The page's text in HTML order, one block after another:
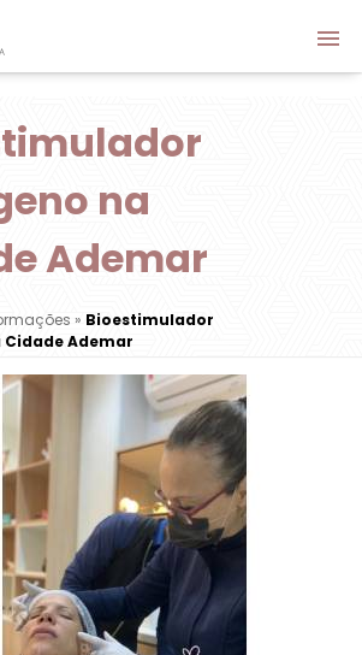
na
Ademar
» Bioestimulador
Ademar